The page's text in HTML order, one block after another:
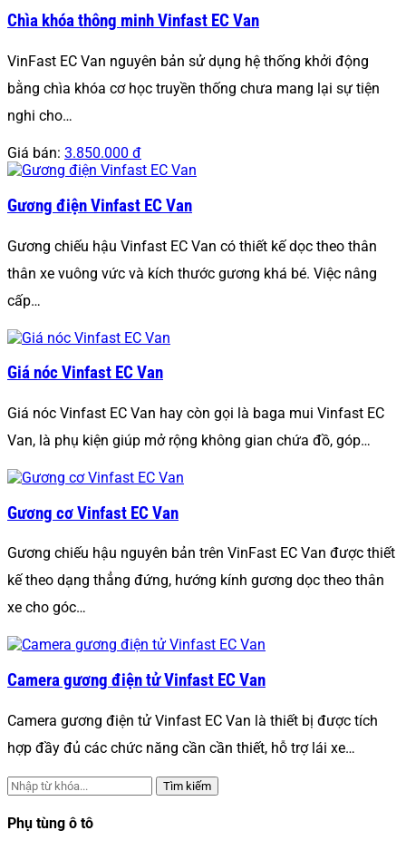
Chìa khóa thông minh Vinfast EC Van
VinFast EC Van nguyên bản sử dụng hệ thống khởi động
bằng chìa khóa cơ học truyền thống chưa mang lại sự tiện
nghi cho…
Giá bán: 3.850.000 đ
Gương điện Vinfast EC Van
Gương chiếu hậu Vinfast EC Van có thiết kế dọc theo thân
thân xe vuông vức và kích thước gương khá bé. Việc nâng
cấp…
Giá nóc Vinfast EC Van
Giá nóc Vinfast EC Van hay còn gọi là baga mui Vinfast EC
Van, là phụ kiện giúp mở rộng không gian chứa đồ, góp…
Gương cơ Vinfast EC Van
Gương chiếu hậu nguyên bản trên VinFast EC Van được thiết
kế theo dạng thẳng đứng, hướng kính gương dọc theo thân
xe cho góc…
Camera gương điện tử Vinfast EC Van
Camera gương điện tử Vinfast EC Van là thiết bị được tích
hợp đầy đủ các chức năng cần cần thiết, hỗ trợ lái xe…
Tìm kiếm
Phụ tùng ô tô